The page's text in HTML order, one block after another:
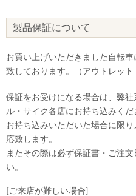
製品保証について
お買い上げいただきました自転
致しております。（アウトレット
保証をお受けになる場合は、弊
ル・サイク各店にお持ち込みくだ
お持ち込みいただいた場合に限
応致します。
またその際は必ず保証書・ご注
い。
[ご来店が難しい場合]